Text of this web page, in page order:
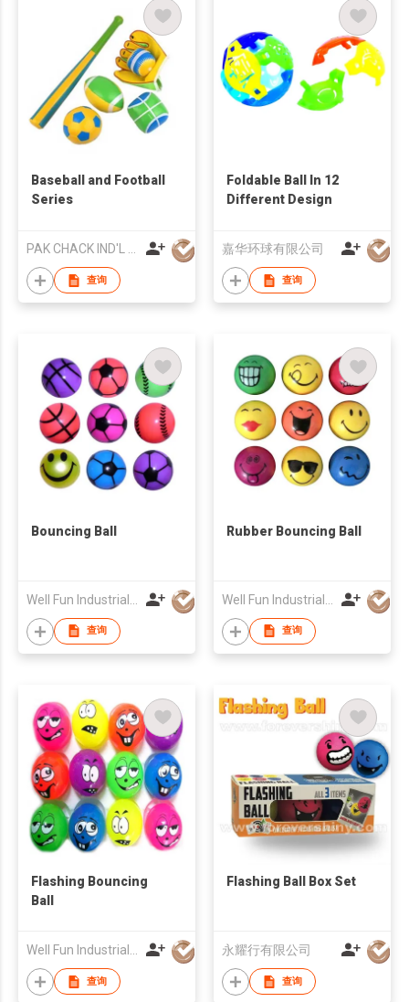
Baseball and Football
Series
PAK CHACK IND'L CO
查询
Foldable Ball In 12
Different Design
嘉华环球有限公司
查询
Bouncing Ball
查询
Rubber Bouncing Ball
查询
Flashing Bouncing
Ball
查询
Flashing Ball Box Set
永耀行有限公司
查询